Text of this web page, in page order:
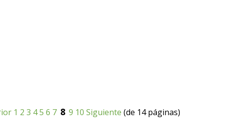
1 2 3 45 6 7 8 9 10 Siguiente (de 14 páginas)